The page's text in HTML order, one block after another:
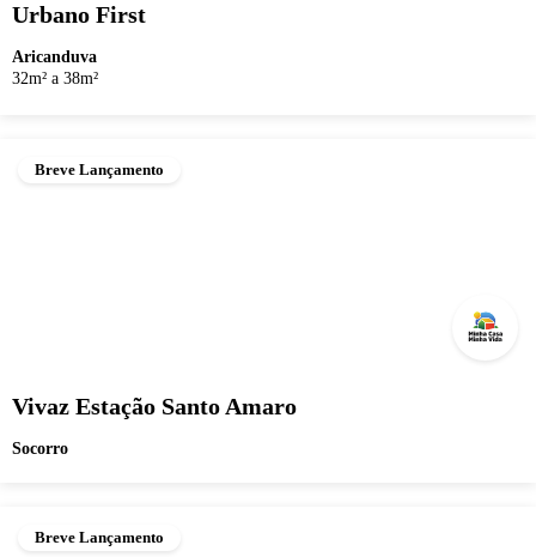
Urbano First
Aricanduva
32m² a 38m²
Breve Lançamento
Vivaz Estação Santo Amaro
Socorro
Breve Lançamento